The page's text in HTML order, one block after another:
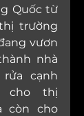
trường
vươn
nhà
cạnh
cho thị
còn cho